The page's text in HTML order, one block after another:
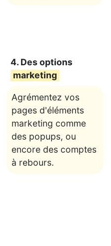
4. Des options
marketing
Agrémentez vos
pages d'éléments
marketing comme
des popups, ou
encore des comptes
à rebours.